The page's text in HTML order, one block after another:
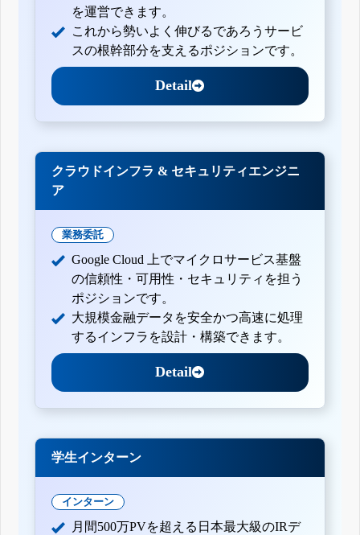
を運営できます。
これから勢いよく伸びるであろうサービ
スの根幹部分を支えるポジションです。
Detail
クラウドインフラ & セキュリティエンジニ
ア
業務委託
Google Cloud 上でマイクロサービス基盤
の信頼性・可用性・セキュリティを担う
ポジションです。
大規模金融データを安全かつ高速に処理
するインフラを設計・構築できます。
Detail
学生インターン
インターン
月間500万PVを超える日本最大級のIRデ